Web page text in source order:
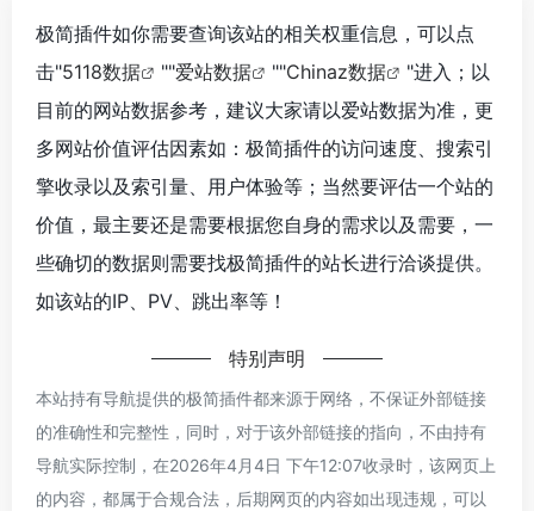
极简插件如你需要查询该站的相关权重信息，可以点
击"5118数据 ""爱站数据 ""Chinaz数据
"进入；以
目前的网站数据参考，建议大家请以爱站数据为准，更
多网站价值评估因素如：极简插件的访问速度、搜索引
擎收录以及索引量、用户体验等；当然要评估一个站的
价值，最主要还是需要根据您自身的需求以及需要，一
些确切的数据则需要找极简插件的站长进行洽谈提供。
如该站的IP、PV、跳出率等！
特别声明
本站持有导航提供的极简插件都来源于网络，不保证外部链接
的准确性和完整性，同时，对于该外部链接的指向，不由持有
导航实际控制，在2026年4月4日 下午12:07收录时，该网页上
的内容，都属于合规合法，后期网页的内容如出现违规，可以